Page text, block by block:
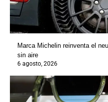
Marca Michelin reinventa el
sin aire
6 agosto, 2026